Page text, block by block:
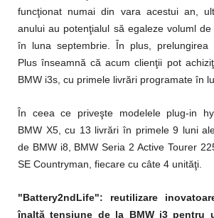
funcţionat numai din vara acestui an,
anului au potenţialul să egaleze voluml
în luna septembrie. În plus, prelungirea
Plus înseamnă că acum clienţii pot
BMW i3s, cu primele livrări programate în
În ceea ce priveşte modelele plug-in
BMW X5, cu 13 livrări în primele 9 luni
de BMW i8, BMW Seria 2 Active Tourer
SE Countryman, fiecare cu câte 4 unităţi.
"Battery2ndLife": reutilizare
înaltă tensiune de la BMW i3 pentru